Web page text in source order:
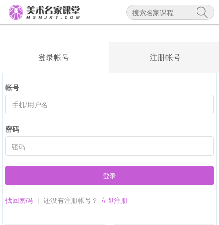
登录帐号 注册帐号
帐号
密码
登录
找回密码 | 还没有注册帐号？ 立即注册